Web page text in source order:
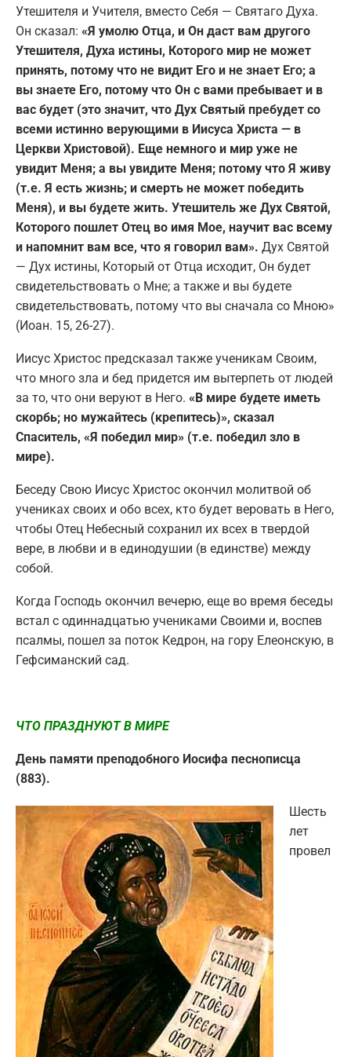
Утешителя и Учителя, вместо Себя — Святаго Духа.
Он сказал: «Я умолю Отца, и Он даст вам другого
Утешителя, Духа истины, Которого мир не может
принять, потому что не видит Его и не знает Его; а
вы знаете Его, потому что Он с вами пребывает и в
вас будет (это значит, что Дух Святый пребудет со
всеми истинно верующими в Иисуса Христа — в
Церкви Христовой). Еще немного и мир уже не
увидит Меня; а вы увидите Меня; потому что Я живу
(т.е. Я есть жизнь; и смерть не может победить
Меня), и вы будете жить. Утешитель же Дух Святой,
Которого пошлет Отец во имя Мое, научит вас всему
и напомнит вам все, что я говорил вам». Дух Святой
— Дух истины, Который от Отца исходит, Он будет
свидетельствовать о Мне; а также и вы будете
свидетельствовать, потому что вы сначала со Мною»
(Иоан. 15, 26-27).
Иисус Христос предсказал также ученикам Своим,
что много зла и бед придется им вытерпеть от людей
за то, что они веруют в Него. «В мире будете иметь
скорбь; но мужайтесь (крепитесь)», сказал
Спаситель, «Я победил мир» (т.е. победил зло в
мире).
Беседу Свою Иисус Христос окончил молитвой об
учениках своих и обо всех, кто будет веровать в Него,
чтобы Отец Небесный сохранил их всех в твердой
вере, в любви и в единодушии (в единстве) между
собой.
Когда Господь окончил вечерю, еще во время беседы
встал с одиннадцатью учениками Своими и, воспев
псалмы, пошел за поток Кедрон, на гору Елеонскую, в
Гефсиманский сад.
ЧТО ПРАЗДНУЮТ В МИРЕ
День памяти преподобного Иосифа песнописца
(883).
Шесть
лет
провел